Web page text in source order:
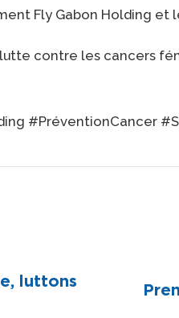
Fly Gabon Holding
contre les cancers
#PréventionCancer
luttons